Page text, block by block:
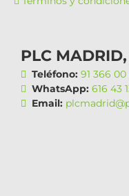
PLC
Teléfono: 91 366 00
WhatsApp: 616 43
Email: